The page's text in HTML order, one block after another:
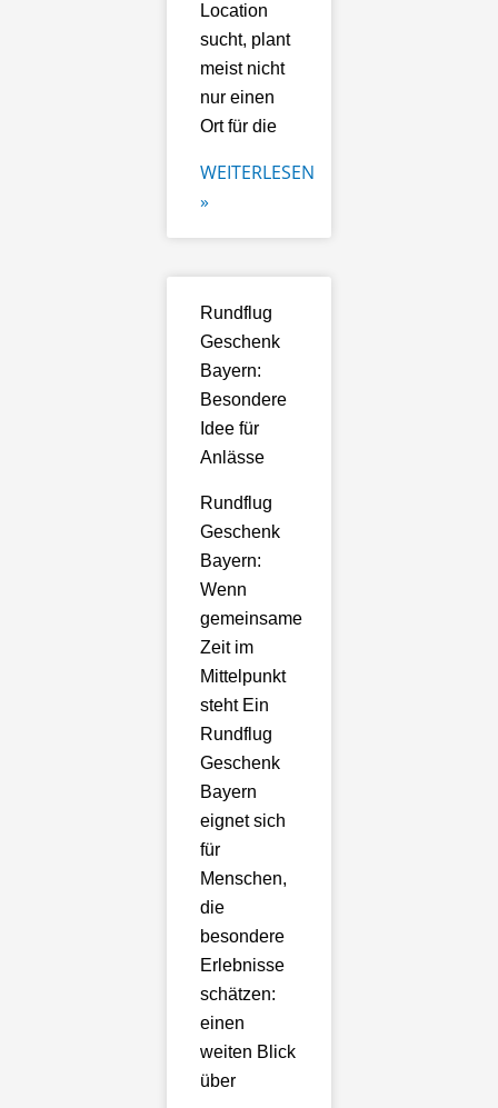
Location
sucht, plant
meist nicht
nur einen
Ort für die
WEITERLESEN
»
Rundflug
Geschenk
Bayern:
Besondere
Idee für
Anlässe
Rundflug
Geschenk
Bayern:
Wenn
gemeinsame
Zeit im
Mittelpunkt
steht Ein
Rundflug
Geschenk
Bayern
eignet sich
für
Menschen,
die
besondere
Erlebnisse
schätzen:
einen
weiten Blick
über